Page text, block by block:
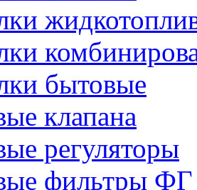
бытовые
клапана
регуляторы
фильтры ФГ